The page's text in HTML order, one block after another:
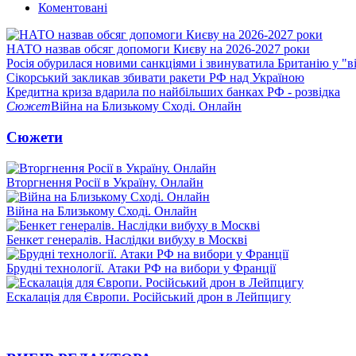
Коментовані
НАТО назвав обсяг допомоги Києву на 2026-2027 роки
Росія обурилася новими санкціями і звинуватила Британію у
Сікорський закликав збивати ракети РФ над Україною
Кредитна криза вдарила по найбільших банках РФ - розвідка
СюжетВійна на Близькому Сході. Онлайн
Сюжети
Вторгнення Росії в Україну. Онлайн
Війна на Близькому Сході. Онлайн
Бенкет генералів. Наслідки вибуху в Москві
Брудні технології. Атаки РФ на вибори у Франції
Ескалація для Європи. Російський дрон в Лейпцигу